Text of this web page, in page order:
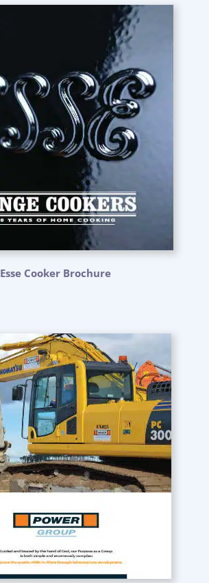
Esse Cooker Brochure